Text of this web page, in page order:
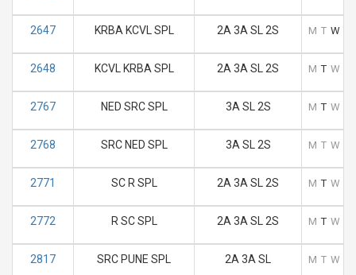
2647 KRBA KCVL SPL 2A 3A SL 2S M T W
2648 KCVL KRBA SPL 2A 3A SL 2S M T W
2767 NED SRC SPL 3A SL 2S M T W
2768 SRC NED SPL 3A SL 2S M T W
2771 SC R SPL 2A 3A SL 2S M T W
2772 R SC SPL 2A 3A SL 2S M T W
2817 SRC PUNE SPL 2A 3A SL M T W